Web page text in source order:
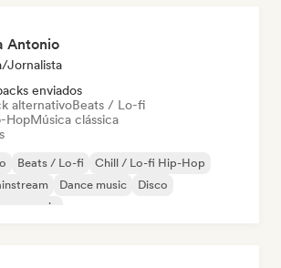
Antonio
Jornalista
enviados
alternativoBeats / Lo-fi
HopMúsica clássica
Beats / Lo-fi
Chill / Lo-fi Hip-Hop
Dance music
Disco
music